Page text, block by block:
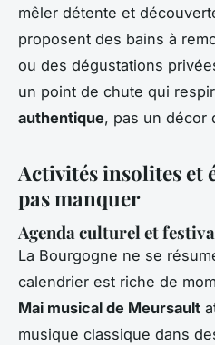
mêler détente et
proposent des bains à
ou des dégustations
un point de chute qui
authentique, pas un décor
Activités insolites et
pas manquer
Agenda culturel et
La Bourgogne ne se
calendrier est riche de
Mai musical de Meursault
musique classique dans